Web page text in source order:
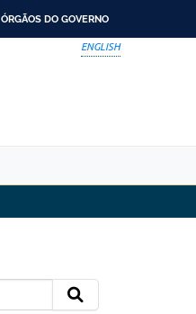
ÓRGÃOS DO GOVERNO
ENGLISH